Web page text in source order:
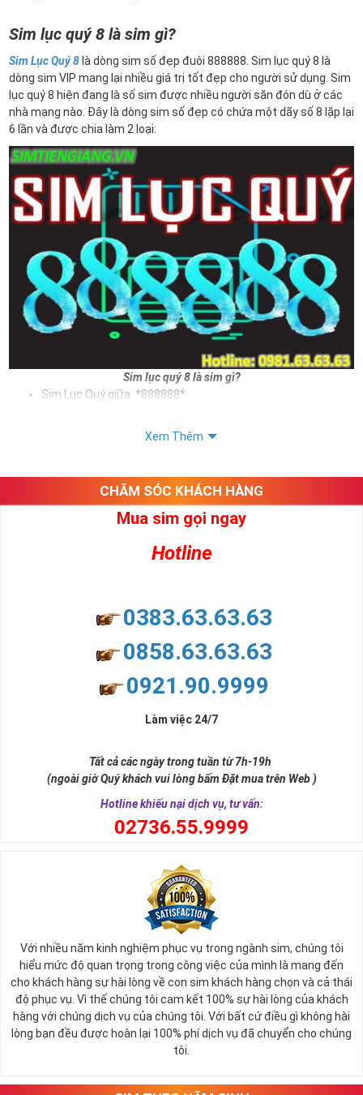
Sim lục quý 8 là sim gì?
Sim Lục Quý 8 là dòng sim số đẹp đuôi 888888. Sim lục quý 8 là
dòng sim VIP mang lại nhiều giá trị tốt đẹp cho người sử dụng. Sim
lục quý 8 hiện đang là số sim được nhiều người săn đón dù ở các
nhà mạng nào. Đây là dòng sim số đẹp có chứa một dãy số 8 lặp lại
6 lần và được chia làm 2 loại:
Sim lục quý 8 là sim gì?
Sim Lục Quý giữa: *888888*
Sử dụng sim lục quý 8 giúp chủ sở hữu khẳng định được bản thân,
8 mang lại cho người dùng là vô tận. Sim giúp cho người dùng phát
tài, phát lộc, phát may mắn
Sim Lục Quý 5- Sim Số Đẹp Tượng Trưng Cho Danh Vọng - Quyền Lực
Chắc hẳn nhiều người chúng ta ở đây đều biết rằng sim lục quý 8
không chỉ đẹp về hình thức mà còn đẹp về mặt ý nghĩa. Ý nghĩa
này bắt nguồn từ ý nghĩa của số 8 - con số đẹp được lòng nhiều
từ "Phát". Chữ Phát trong phát tài, phát lộc, phát công danh. Hay
nói cách khác thì số 8 cũng là con số biểu tượng cho thần tài ban
Sim Lục Quý 8 Có Ý Nghĩa Gì?
Với những người có mệnh hợp với con số 8 này thường thì họ sẽ
vào quá trình làm việc, họ luôn biết giữ kỷ luật, có cá tính và ý chí
Xem Thêm
CHĂM SÓC KHÁCH HÀNG
Mua sim gọi ngay
Hotline
0383.63.63.63
0858.63.63.63
0921.90.9999
Làm việc 24/7
Tất cả các ngày trong tuần từ 7h-19h
(ngoài giờ Quý khách vui lòng bấm Đặt mua trên Web )
Hotline khiếu nại dịch vụ, tư vấn:
02736.55.9999
Với nhiều năm kinh nghiệm phục vụ trong ngành sim, chúng tôi
hiểu mức độ quan trọng trong công việc của mình là mang đến
cho khách hàng sự hài lòng về con sim khách hàng chọn và cả thái
độ phục vụ. Vì thế chúng tôi cam kết 100% sự hài lòng của khách
hàng với chúng dịch vụ của chúng tôi. Với bất cứ điều gì không hài
lòng bạn đều được hoàn lại 100% phí dịch vụ đã chuyển cho chúng
tôi.